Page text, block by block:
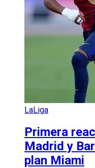
LaLiga
Primera
Madrid y
plan Miami